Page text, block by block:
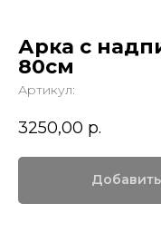
Арка с
80см
Артикул:
3250,00 р.